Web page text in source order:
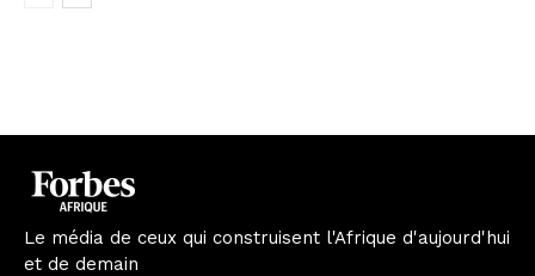
Le média de ceux qui construisent l'Afrique d'aujourd'hui
et de demain